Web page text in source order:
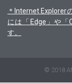
＊Internet Explorer
には「Edge」や
す。
© 2018